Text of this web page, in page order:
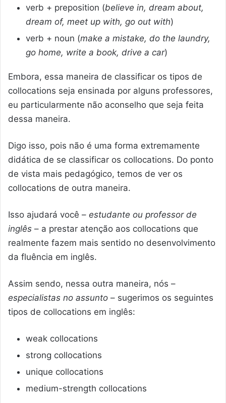
verb + preposition (believe in, dream about,
dream of, meet up with, go out with)
verb + noun (make a mistake, do the laundry,
go home, write a book, drive a car)
Embora, essa maneira de classificar os tipos de
collocations seja ensinada por alguns professores,
eu particularmente não aconselho que seja feita
dessa maneira.
Digo isso, pois não é uma forma extremamente
didática de se classificar os collocations. Do ponto
de vista mais pedagógico, temos de ver os
collocations de outra maneira.
Isso ajudará você – estudante ou professor de
inglês – a prestar atenção aos collocations que
realmente fazem mais sentido no desenvolvimento
da fluência em inglês.
Assim sendo, nessa outra maneira, nós –
especialistas no assunto – sugerimos os seguintes
tipos de collocations em inglês:
weak collocations
strong collocations
unique collocations
medium-strength collocations